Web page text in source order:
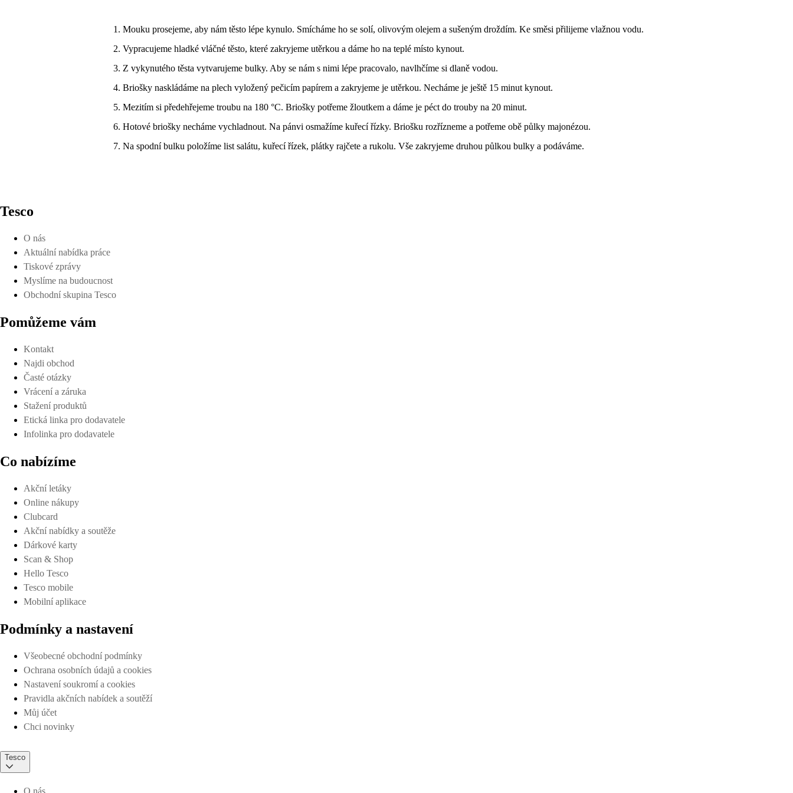
Mouku prosejeme, aby nám těsto lépe kynulo. Smícháme ho se solí, olivovým olejem a sušeným droždím. Ke směsi přilijeme vlažnou vodu.
Vypracujeme hladké vláčné těsto, které zakryjeme utěrkou a dáme ho na teplé místo kynout.
Z vykynutého těsta vytvarujeme bulky. Aby se nám s nimi lépe pracovalo, navlhčíme si dlaně vodou.
Briošky naskládáme na plech vyložený pečicím papírem a zakryjeme je utěrkou. Necháme je ještě 15 minut kynout.
Mezitím si předehřejeme troubu na 180 °C. Briošky potřeme žloutkem a dáme je péct do trouby na 20 minut.
Hotové briošky necháme vychladnout. Na pánvi osmažíme kuřecí řízky. Briošku rozřízneme a potřeme obě půlky majonézou.
Na spodní bulku položíme list salátu, kuřecí řízek, plátky rajčete a rukolu. Vše zakryjeme druhou půlkou bulky a podáváme.
Tesco
O nás
Aktuální nabídka práce
Tiskové zprávy
Myslíme na budoucnost
Obchodní skupina Tesco
Pomůžeme vám
Kontakt
Najdi obchod
Časté otázky
Vrácení a záruka
Stažení produktů
Etická linka pro dodavatele
Infolinka pro dodavatele
Co nabízíme
Akční letáky
Online nákupy
Clubcard
Akční nabídky a soutěže
Dárkové karty
Scan & Shop
Hello Tesco
Tesco mobile
Mobilní aplikace
Podmínky a nastavení
Všeobecné obchodní podmínky
Ochrana osobních údajů a cookies
Nastavení soukromí a cookies
Pravidla akčních nabídek a soutěží
Můj účet
Chci novinky
Tesco
O nás